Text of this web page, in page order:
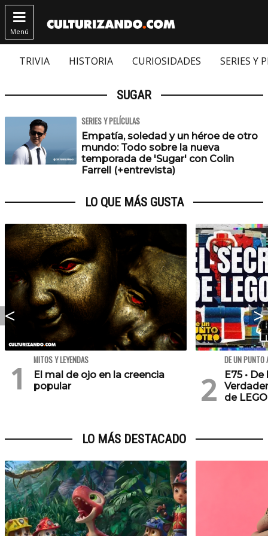

Menú
TRIVIA HISTORIA CURIOSIDADES SERIES Y
SUGAR
SERIES Y PELÍCULAS
Empatía, soledad y un héroe de otro
mundo: Todo sobre la nueva
temporada de 'Sugar' con Colin
Farrell (+entrevista)
LO QUE MÁS GUSTA
MITOS Y LEYENDAS
El mal de ojo en la creencia
popular
DE UN PUNTO
E75 •
de
LO MÁS DESTACADO